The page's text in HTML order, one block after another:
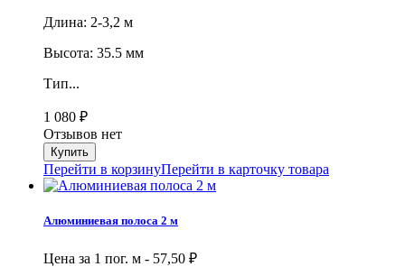
Длина: 2-3,2 м
Высота: 35.5 мм
Тип...
1 080 ₽
Отзывов нет
Перейти в корзинуПерейти в карточку товара
Алюминиевая полоса 2 м
Цена за 1 пог. м - 57,50 ₽